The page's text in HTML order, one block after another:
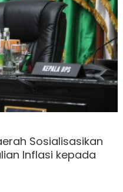
Sosialisasikan
Inflasi kepada